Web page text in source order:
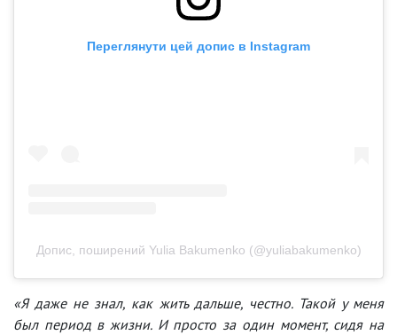
Переглянути цей допис в Instagram
Допис, поширений Yulia Bakumenko (@yuliabakumenko)
«Я даже не знал, как жить дальше, честно. Такой у меня
был период в жизни. И просто за один момент, сидя на